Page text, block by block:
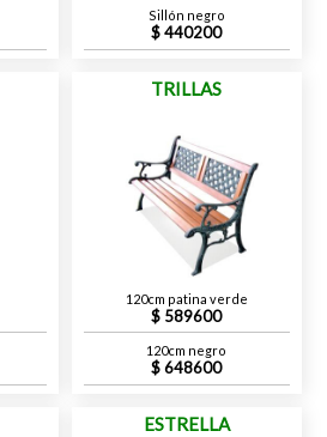
Sillón negro
440200
TRILLAS
120cm patina verde
589600
120cm negro
648600
ESTRELLA